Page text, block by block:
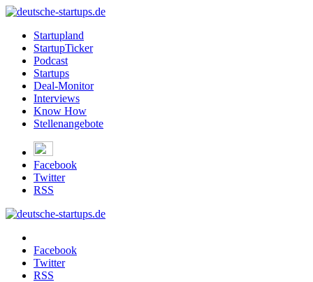
Startupland
StartupTicker
Podcast
Startups
Deal-Monitor
Interviews
Know How
Stellenangebote
Facebook
Twitter
RSS
Facebook
Twitter
RSS